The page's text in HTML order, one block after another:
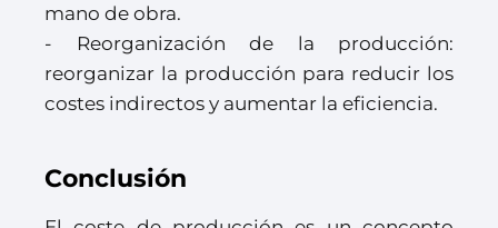
mano de obra.
- Reorganización de la producción:
reorganizar la producción para reducir los
costes indirectos y aumentar la eficiencia.
Conclusión